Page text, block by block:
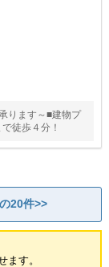
ります～■建物プ
徒歩４分！
20件>>
ます。